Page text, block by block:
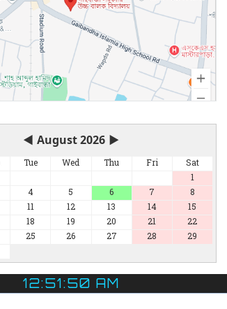
◀ August 2026 ▶
Tue Wed Thu Fri
Sat
1
4 5 6 7
8
11 12 13 14
15
18 19 20 21
22
25 26 27 28
29
12:51:51 AM